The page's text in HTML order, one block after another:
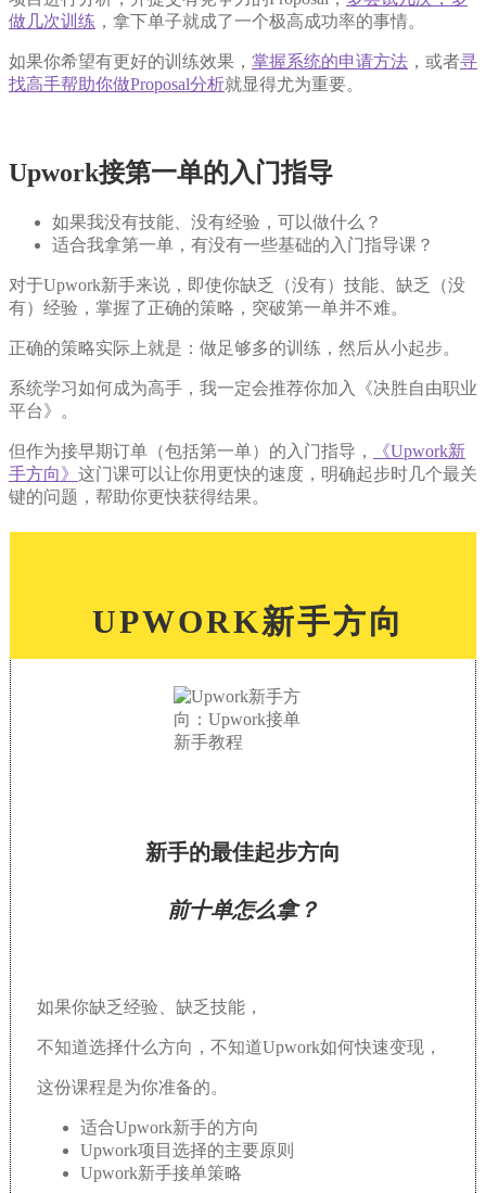
做几次训练 ，拿下单子就成了一个极高成功率的事情。
如果你希望有更好的训练效果， 掌握系统的申请方法 ，或者寻
找高手帮助你做Proposal分析就显得尤为重要。
Upwork接第一单的入门指导
如果我没有技能、没有经验，可以做什么？
适合我拿第一单，有没有一些基础的入门指导课？
对于Upwork新手来说，即使你缺乏（没有）技能、缺乏（没
有）经验，掌握了正确的策略，突破第一单并不难。
正确的策略实际上就是：做足够多的训练，然后从小起步。
系统学习如何成为高手，我一定会推荐你加入《决胜自由职业
平台》。
但作为接早期订单（包括第一单）的入门指导，
《Upwork新
手方向》 这门课可以让你用更快的速度，明确起步时几个最关
键的问题，帮助你更快获得结果。
UPWORK新手方向
新手的最佳起步方向
前十单怎么拿？
如果你缺乏经验、缺乏技能，
不知道选择什么方向，不知道Upwork如何快速变现，
这份课程是为你准备的。
适合Upwork新手的方向
Upwork项目选择的主要原则
Upwork新手接单策略